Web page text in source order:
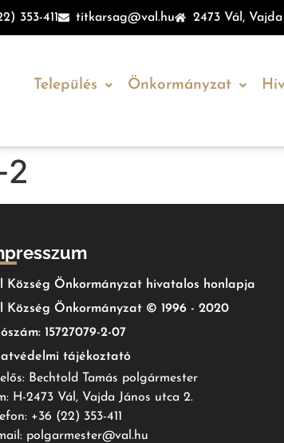
353-411 titkarsag@val.hu 2473 Vál,
Település Önkormányzat
Község Önkormányzat hivatalos honlapja
Község Önkormányzat © 1996 - 2020
15727079-2-07
tájékoztató
Bechtold Tamás polgármester
H-2473 Vál, Vajda János utca 2.
+36 (22) 353-411
polgarmester@val.hu